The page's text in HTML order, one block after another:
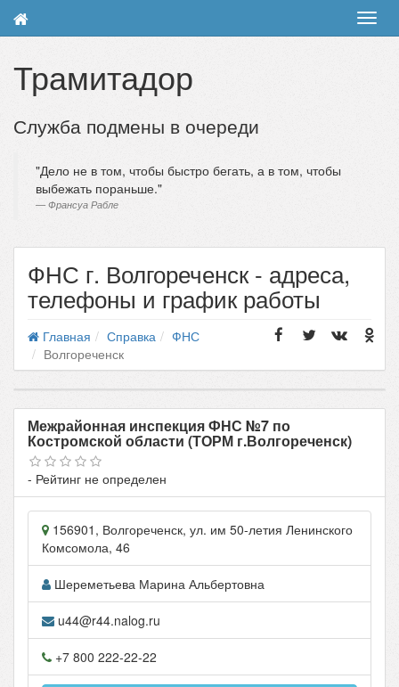
Трамитадор
Служба подмены в очереди
Дело не в том, чтобы быстро бегать, а в том, чтобы
выбежать пораньше.
Франсуа Рабле
ФНС г. Волгореченск - адреса,
телефоны и график работы
Главная Справка
ФНС
Волгореченск
Межрайонная инспекция ФНС №7 по
Костромской области (ТОРМ г.Волгореченск)
- Рейтинг не определен
156901 , Волгореченск, ул. им 50-летия Ленинского
Комсомола, 46
Шереметьева Марина Альбертовна
u44@r44.nalog.ru
+7 800 222-22-22